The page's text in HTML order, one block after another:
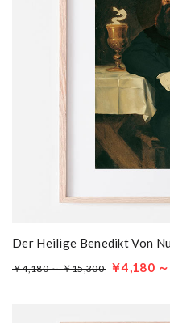
Der Heilige Benedikt Von
￥4,180 ～ ￥15,300 ￥4,180